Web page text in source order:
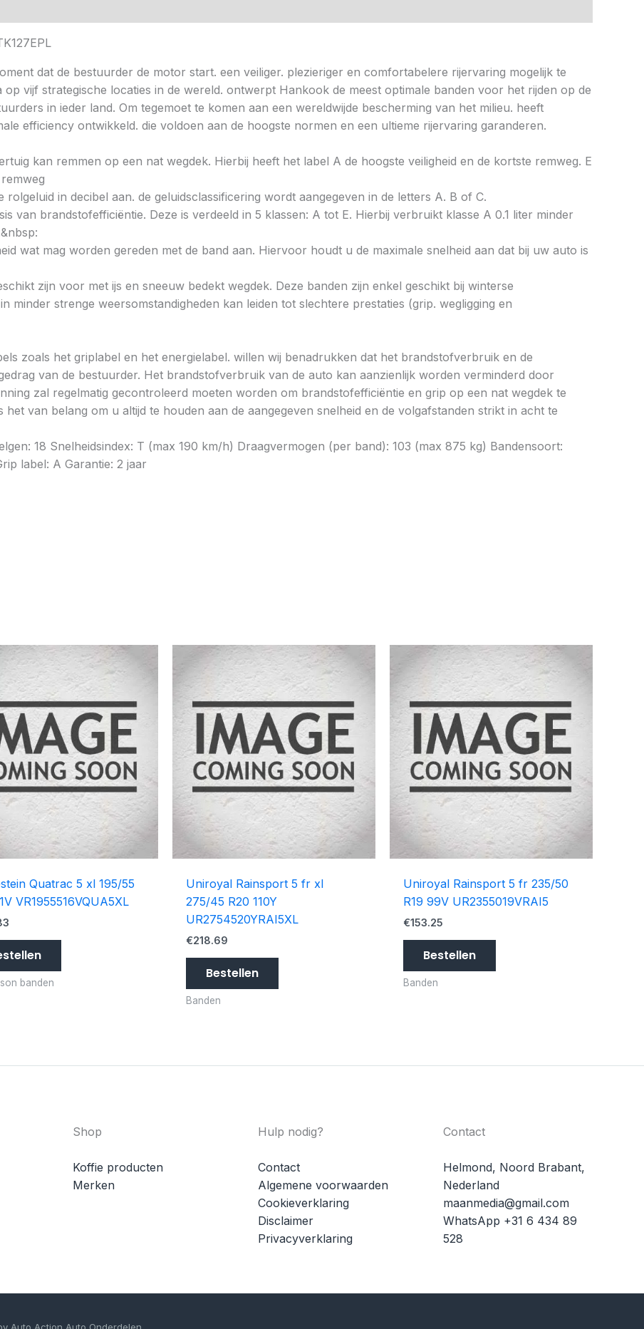
dat de bestuurder de motor start. een veiliger. plezieriger en comfortabelere rijervaring mogelijk te
vijf strategische locaties in de wereld. ontwerpt Hankook de meest optimale banden voor het rijden op de
in ieder land. Om tegemoet te komen aan een wereldwijde bescherming van het milieu. heeft
efficiency ontwikkeld. die voldoen aan de hoogste normen en een ultieme rijervaring garanderen.
kan remmen op een nat wegdek. Hierbij heeft het label A de hoogste veiligheid en de kortste remweg. E
in decibel aan. de geluidsclassificering wordt aangegeven in de letters A. B of C.
van brandstofefficiëntie. Deze is verdeeld in 5 klassen: A tot E. Hierbij verbruikt klasse A 0.1 liter minder
wat mag worden gereden met de band aan. Hiervoor houdt u de maximale snelheid aan dat bij uw auto is
zijn voor met ijs en sneeuw bedekt wegdek. Deze banden zijn enkel geschikt bij winterse
minder strenge weersomstandigheden kan leiden tot slechtere prestaties (grip. wegligging en
zoals het griplabel en het energielabel. willen wij benadrukken dat het brandstofverbruik en de
van de bestuurder. Het brandstofverbruik van de auto kan aanzienlijk worden verminderd door
zal regelmatig gecontroleerd moeten worden om brandstofefficiëntie en grip op een nat wegdek te
van belang om u altijd te houden aan de aangegeven snelheid en de volgafstanden strikt in acht te
18 Snelheidsindex: T (max 190 km/h) Draagvermogen (per band): 103 (max 875 kg) Bandensoort:
label: A Garantie: 2 jaar
Quatrac 5 xl 195/55
VR1955516VQUA5XL
banden
Uniroyal Rainsport 5 fr xl
275/45 R20 110Y
UR2754520YRAI5XL
€218.69
Bestellen
Banden
Uniroyal Rainsport 5 fr 235/50
R19 99V UR2355019VRAI5
€153.25
Bestellen
Banden
Shop
Koffie producten
Merken
Hulp nodig?
Contact
Algemene voorwaarden
Cookieverklaring
Disclaimer
Privacyverklaring
Contact
Helmond, Noord Brabant,
Nederland
maanmedia@gmail.com
WhatsApp +31 6 434 89
528